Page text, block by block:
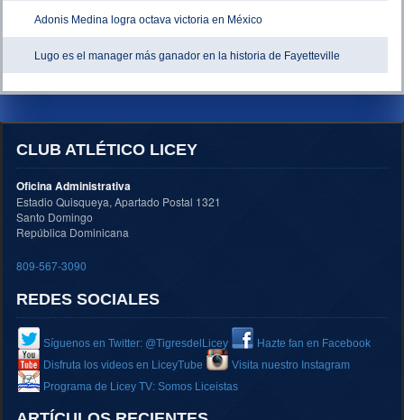
Adonis Medina logra octava victoria en México
Lugo es el manager más ganador en la historia de Fayetteville
CLUB ATLÉTICO LICEY
Oficina Administrativa
Estadio Quisqueya, Apartado Postal 1321
Santo Domingo
República Dominicana
809-567-3090
REDES SOCIALES
Síguenos en Twitter: @TigresdelLicey
Hazte fan en Facebook
Disfruta los videos en LiceyTube
Visita nuestro Instagram
Programa de Licey TV: Somos Liceistas